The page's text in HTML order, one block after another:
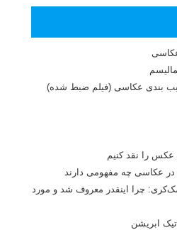
بندی عکاسی (فیلم ضبط شده)
را نقد کنیم
در عکاسی چه مفهومی دارند
مک‌کری: چرا اینقدر معروف شد و مورد
ابریشن